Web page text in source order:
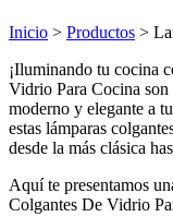
Inicio > Productos >
¡Iluminando tu cocina
Vidrio Para Cocina son
moderno y elegante a
estas lámparas
desde la más clásica
Aquí te presentamos
Colgantes De Vidrio